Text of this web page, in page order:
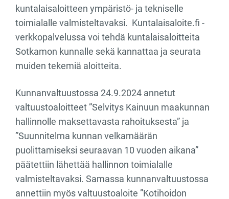
kuntalaisaloitteen ympäristö- ja tekniselle
toimialalle valmisteltavaksi. Kuntalaisaloite.fi -
verkkopalvelussa voi tehdä kuntalaisaloitteita
Sotkamon kunnalle sekä kannattaa ja seurata
muiden tekemiä aloitteita.
Kunnanvaltuustossa 24.9.2024 annetut
valtuustoaloitteet ”Selvitys Kainuun maakunnan
hallinnolle maksettavasta rahoituksesta” ja
”Suunnitelma kunnan velkamäärän
puolittamiseksi seuraavan 10 vuoden aikana”
päätettiin lähettää hallinnon toimialalle
valmisteltavaksi. Samassa kunnanvaltuustossa
annettiin myös valtuustoaloite ”Kotihoidon